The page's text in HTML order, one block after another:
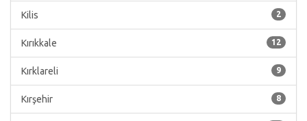
2
Kilis
12
Kırıkkale
9
Kırklareli
8
Kırşehir